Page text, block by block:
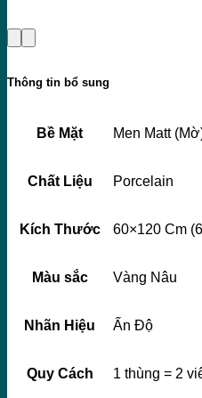
Thông tin bổ sung
Bề Mặt Men Matt
Chất Liệu Porcelain
Kích Thước 60×120 Cm
Màu sắc Vàng Nâu
Nhãn Hiệu Ấn Độ
Quy Cách 1 thùng = 2